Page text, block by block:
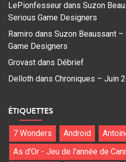
LePionfesseur dans Suzon
Serious Game Designers
Ramiro dans Suzon Beaussant
Game Designers
Grovast dans Débrief
Delloth dans Chroniques – Juin
ÉTIQUETTES
7 Wonders Android
As d'Or - Jeu de l'année de